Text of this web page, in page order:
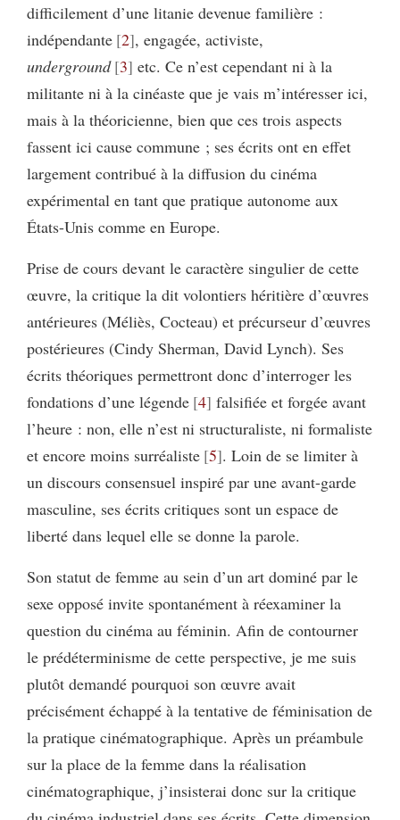
difficilement d’une litanie devenue familière :
indépendante 2 , engagée, activiste,
underground 3 etc. Ce n’est cependant ni à la
militante ni à la cinéaste que je vais m’intéresser ici,
mais à la théoricienne, bien que ces trois aspects
fassent ici cause commune ; ses écrits ont en effet
largement contribué à la diffusion du cinéma
expérimental en tant que pratique autonome aux
États-Unis comme en Europe.
Prise de cours devant le caractère singulier de cette
œuvre, la critique la dit volontiers héritière d’œuvres
antérieures (Méliès, Cocteau) et précurseur d’œuvres
postérieures (Cindy Sherman, David Lynch). Ses
écrits théoriques permettront donc d’interroger les
fondations d’une légende 4 falsifiée et forgée avant
l’heure : non, elle n’est ni structuraliste, ni formaliste
et encore moins surréaliste 5 . Loin de se limiter à
un discours consensuel inspiré par une avant-garde
masculine, ses écrits critiques sont un espace de
liberté dans lequel elle se donne la parole.
Son statut de femme au sein d’un art dominé par le
sexe opposé invite spontanément à réexaminer la
question du cinéma au féminin. Afin de contourner
le prédéterminisme de cette perspective, je me suis
plutôt demandé pourquoi son œuvre avait
précisément échappé à la tentative de féminisation de
la pratique cinématographique. Après un préambule
sur la place de la femme dans la réalisation
cinématographique, j’insisterai donc sur la critique